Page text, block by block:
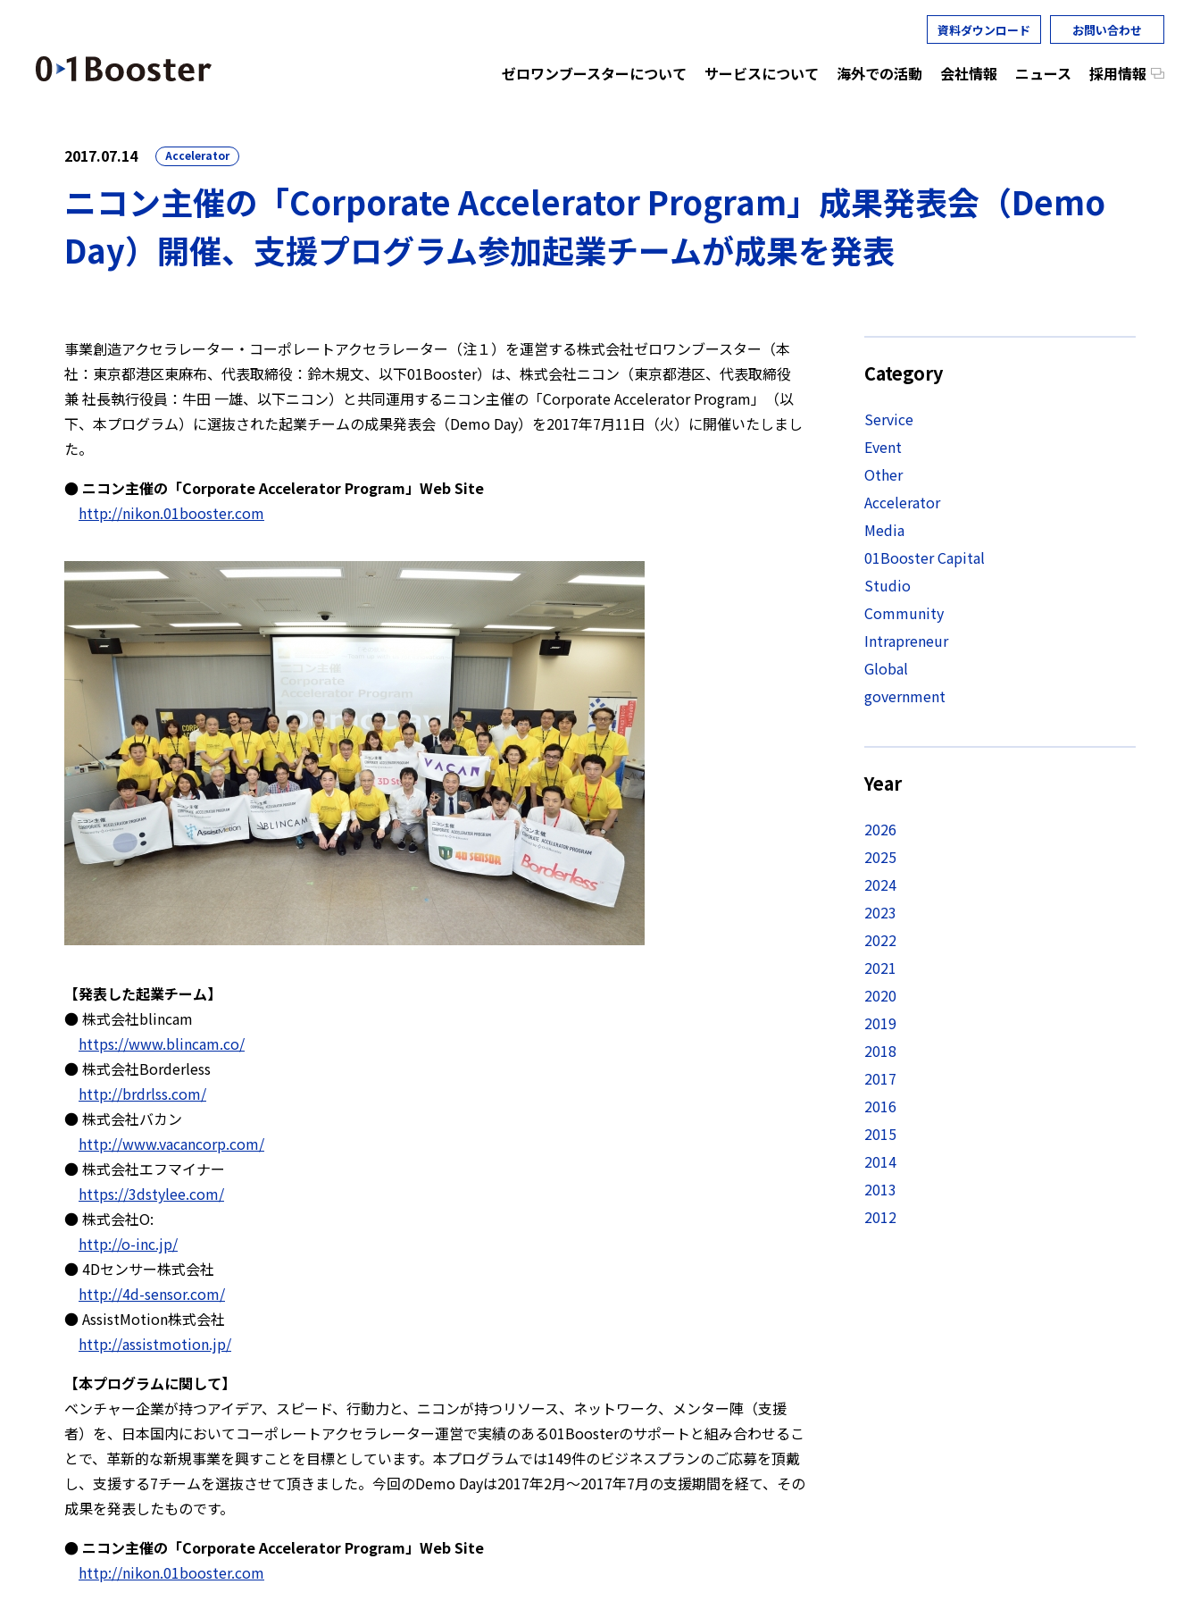
資料ダウンロード お問い合わせ
ゼロワンブースターについて サービスについて 海外での活動 会社情報 ニュース 採用情報
2017.07.14 Accelerator
ニコン主催の「Corporate Accelerator Program」成果発表会（Demo
Day）開催、支援プログラム参加起業チームが成果を発表
事業創造アクセラレーター・コーポレートアクセラレーター（注１）を運営する株式会社ゼロワンブースター（本
社：東京都港区東麻布、代表取締役：鈴木規文、以下01Booster）は、株式会社ニコン（東京都港区、代表取締役
兼 社長執行役員：牛田 一雄、以下ニコン）と共同運用するニコン主催の「Corporate Accelerator Program」（以
下、本プログラム）に選抜された起業チームの成果発表会（Demo Day）を2017年7月11日（火）に開催いたしまし
た。
● ニコン主催の「Corporate Accelerator Program」Web Site
http://nikon.01booster.com
【発表した起業チーム】
● 株式会社blincam
https://www.blincam.co/
● 株式会社Borderless
http://brdrlss.com/
● 株式会社バカン
http://www.vacancorp.com/
● 株式会社エフマイナー
https://3dstylee.com/
● 株式会社O:
http://o-inc.jp/
● 4Dセンサー株式会社
http://4d-sensor.com/
● AssistMotion株式会社
http://assistmotion.jp/
【本プログラムに関して】
ベンチャー企業が持つアイデア、スピード、行動力と、ニコンが持つリソース、ネットワーク、メンター陣（支援
者）を、日本国内においてコーポレートアクセラレーター運営で実績のある01Boosterのサポートと組み合わせるこ
とで、革新的な新規事業を興すことを目標としています。本プログラムでは149件のビジネスプランのご応募を頂戴
し、支援する7チームを選抜させて頂きました。今回のDemo Dayは2017年2月～2017年7月の支援期間を経て、その
成果を発表したものです。
● ニコン主催の「Corporate Accelerator Program」Web Site
http://nikon.01booster.com
Category
Service
Event
Other
Accelerator
Media
01Booster Capital
Studio
Community
Intrapreneur
Global
government
Year
2026
2025
2024
2023
2022
2021
2020
2019
2018
2017
2016
2015
2014
2013
2012